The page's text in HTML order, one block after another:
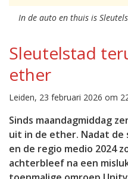
In de auto en thuis is
Sleutelstad
ether
Leiden, 23 februari 2026 om
Sinds maandagmiddag
uit in de ether. Nadat
en de regio medio 2024
achterbleef na een